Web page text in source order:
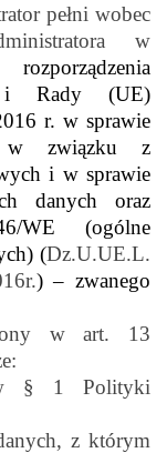
pełni wobec
w
rozporządzenia
i Rady (UE)
r. w sprawie
w związku z
i w sprawie
danych oraz
WE (ogólne
(Dz.U.UE.L.
) – zwanego
w art. 13
§
1 Polityki
z którym